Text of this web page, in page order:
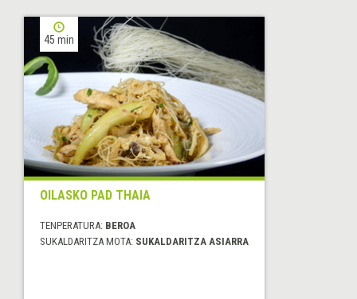
45 min
OILASKO PAD THAIA
TENPERATURA: BEROA
SUKALDARITZA MOTA: SUKALDARITZA ASIARRA